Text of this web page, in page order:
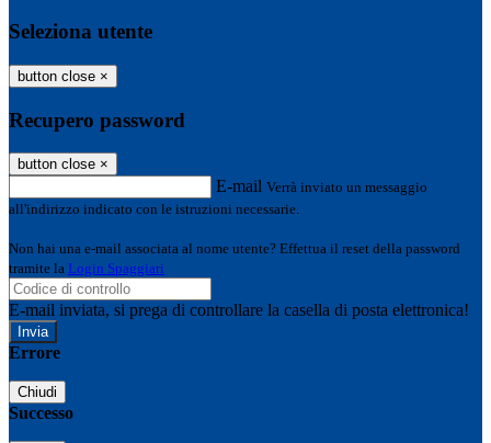
Seleziona utente
button close ×
Recupero password
button close ×
E-mail Verrà inviato un messaggio
all'indirizzo indicato con le istruzioni necessarie.
Non hai una e-mail associata al nome utente? Effettua il reset della password
tramite la Login Spaggiari
E-mail inviata, si prega di controllare la casella di posta elettronica!
Errore
Chiudi
Successo